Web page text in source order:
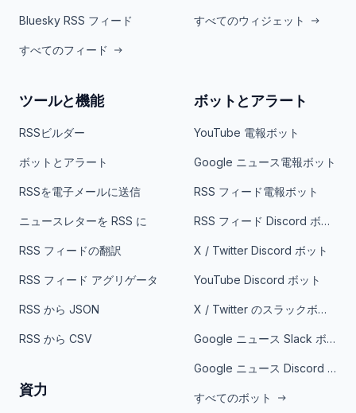
Bluesky RSS フィード
すべてのフィード
すべてのウィジェット
ツールと機能
RSSビルダー
ボットとアラート
RSSを電子メールに送信
ニュースレターを RSS に
RSS フィードの翻訳
RSS フィード アグリゲータ
RSS から JSON
RSS から CSV
資力
ボットとアラート
YouTube 電報ボット
Google ニュース電報ボット
RSS フィード電報ボット
RSS フィード Discord ボット
X / Twitter Discord ボット
YouTube Discord ボット
X / Twitter のスラックボット
Google ニュース Slack ボット
Google ニュース Discord ボット
すべてのボット